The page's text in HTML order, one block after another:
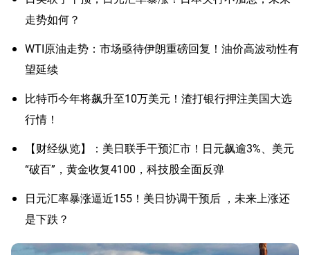
走势如何？
WTI原油走势：市场亟待伊朗重磅回复！油价高波动性有
望延续
比特币今年将飙升至10万美元！渣打银行押注美国大选
行情！
【财经纵览】：美日联手干预汇市！日元飙逾3%、美元
“破百”，黄金收复4100，科技股全面反弹
日元汇率暴涨逼近155！美日协调干预后 ，未来上涨还
是下跌？